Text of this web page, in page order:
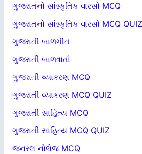
ગુજરાતનો સાંસ્કૃતિક વારસો MCQ
ગુજરાતનો સાંસ્કૃતિક વારસો MCQ QUIZ
ગુજરાતી બાળગીત
ગુજરાતી બાળવાર્તા
ગુજરાતી વ્યાકરણ MCQ
ગુજરાતી વ્યાકરણ MCQ QUIZ
ગુજરાતી સાહિત્ય MCQ
ગુજરાતી સાહિત્ય MCQ QUIZ
જનરલ નોલેજ MCQ